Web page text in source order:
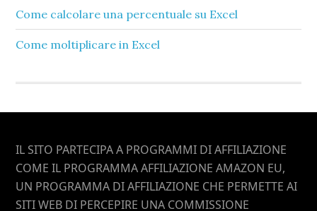
Come calcolare una percentuale su Excel​
Come moltiplicare in Excel​
Footer
IL SITO PARTECIPA A PROGRAMMI DI AFFILIAZIONE
COME IL PROGRAMMA AFFILIAZIONE AMAZON EU,
UN PROGRAMMA DI AFFILIAZIONE CHE PERMETTE AI
SITI WEB DI PERCEPIRE UNA COMMISSIONE